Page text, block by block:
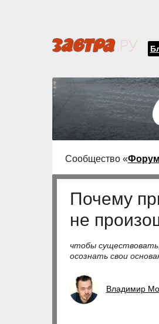
Сообщество «Форум
Почему
не
чтобы
осознать свои
Владимир